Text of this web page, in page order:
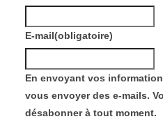
E-mail(obligatoire)
En envoyant vos
vous envoyer des e-mails.
désabonner à tout moment.